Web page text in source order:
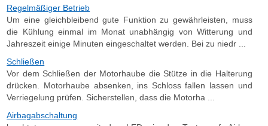
Regelmäßiger Betrieb
Um eine gleichbleibend gute Funktion zu gewährleisten, muss
die Kühlung einmal im Monat unabhängig von Witterung und
Jahreszeit einige Minuten eingeschaltet werden. Bei zu niedr ...
Schließen
Vor dem Schließen der Motorhaube die Stütze in die Halterung
drücken. Motorhaube absenken, ins Schloss fallen lassen und
Verriegelung prüfen. Sicherstellen, dass die Motorha ...
Airbagabschaltung